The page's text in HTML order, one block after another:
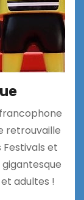
retrouvaille
Festivals et
adultes !